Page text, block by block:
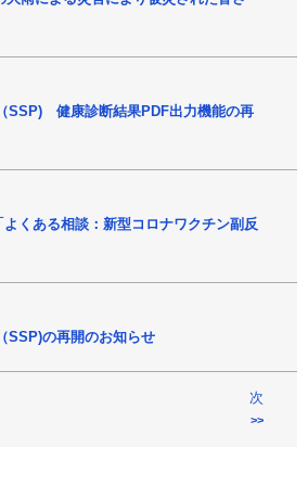
SSP) 健康診断結果PDF出力機能の再
くある相談：新型コロナワクチン副反
SSP)の再開のお知らせ
次
>>